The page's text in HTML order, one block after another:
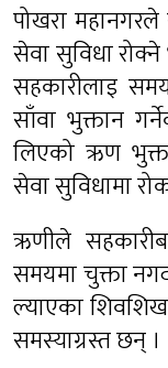
पोखरा महानगरले
सेवा सुविधा
सहकारीलाइ
साँवा भुक्तान
लिएको ऋण
सेवा सुविधामा
ऋणीले
समयमा चुक्ता
ल्याएका
समस्याग्रस्त छन् ।